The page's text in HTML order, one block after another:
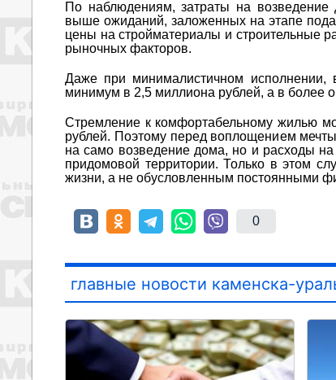
По наблюдениям, затраты на возведение
выше ожиданий, заложенных на этапе
цены на стройматериалы и строительные
рыночных факторов.
Даже при минималистичном исполнении,
минимум в 2,5 миллиона рублей, а в более
Стремление к комфортабельному жилью
рублей. Поэтому перед воплощением
на само возведение дома, но и расходы
придомовой территории. Только в этом
жизни, а не обусловленным постоянными
0
главные новости каменска-